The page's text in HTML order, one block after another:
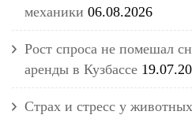
механики 06.08.2026
Рост спроса не помешал
аренды в Кузбассе
Страх и стресс у